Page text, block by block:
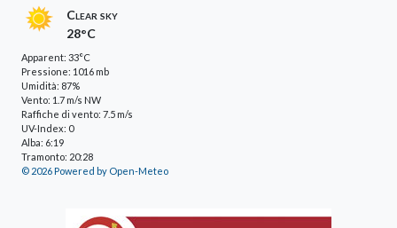
Clear sky
28°C
Apparent: 33°C
Pressione: 1016 mb
Umidità: 87%
Vento: 1.7 m/s NW
Raffiche di vento: 7.5 m/s
UV-Index: 0
Alba: 6:19
Tramonto: 20:28
© 2026 Powered by Open-Meteo